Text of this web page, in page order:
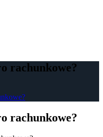
rachunkowe?
rachunkowe?